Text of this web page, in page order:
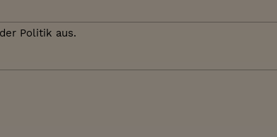
Politik aus.